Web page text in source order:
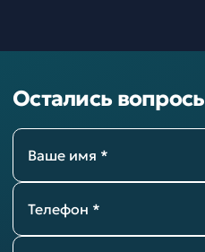
Остались
Ваше имя *
Телефон *